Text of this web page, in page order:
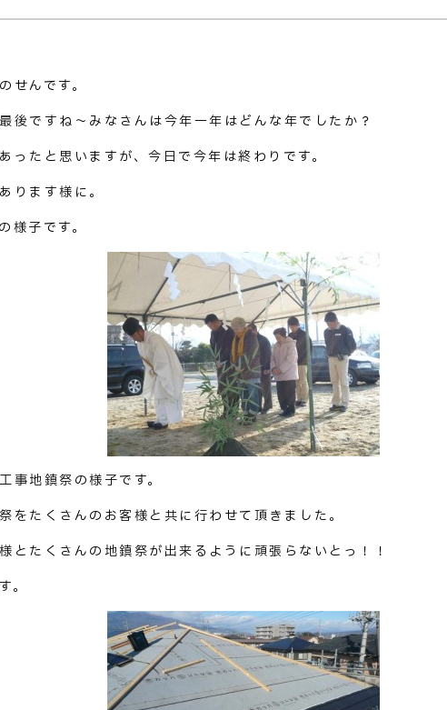
せんです。
後ですね～みなさんは今年一年はどんな年でしたか？
ったと思いますが、今日で今年は終わりです。
ります様に。
様子です。
事地鎮祭の様子です。
をたくさんのお客様と共に行わせて頂きました。
とたくさんの地鎮祭が出来るように頑張らないとっ！！
。